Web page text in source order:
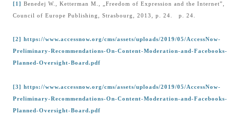
[1] Benedej W., Ketterman M., „Freedom of Expression and the Internet”,
Council of Europe Publishing, Strasbourg, 2013, p. 24. p. 24.
[2] https://www.accessnow.org/cms/assets/uploads/2019/05/AccessNow-
Preliminary-Recommendations-On-Content-Moderation-and-Facebooks-
Planned-Oversight-Board.pdf
[3] https://www.accessnow.org/cms/assets/uploads/2019/05/AccessNow-
Preliminary-Recommendations-On-Content-Moderation-and-Facebooks-
Planned-Oversight-Board.pdf